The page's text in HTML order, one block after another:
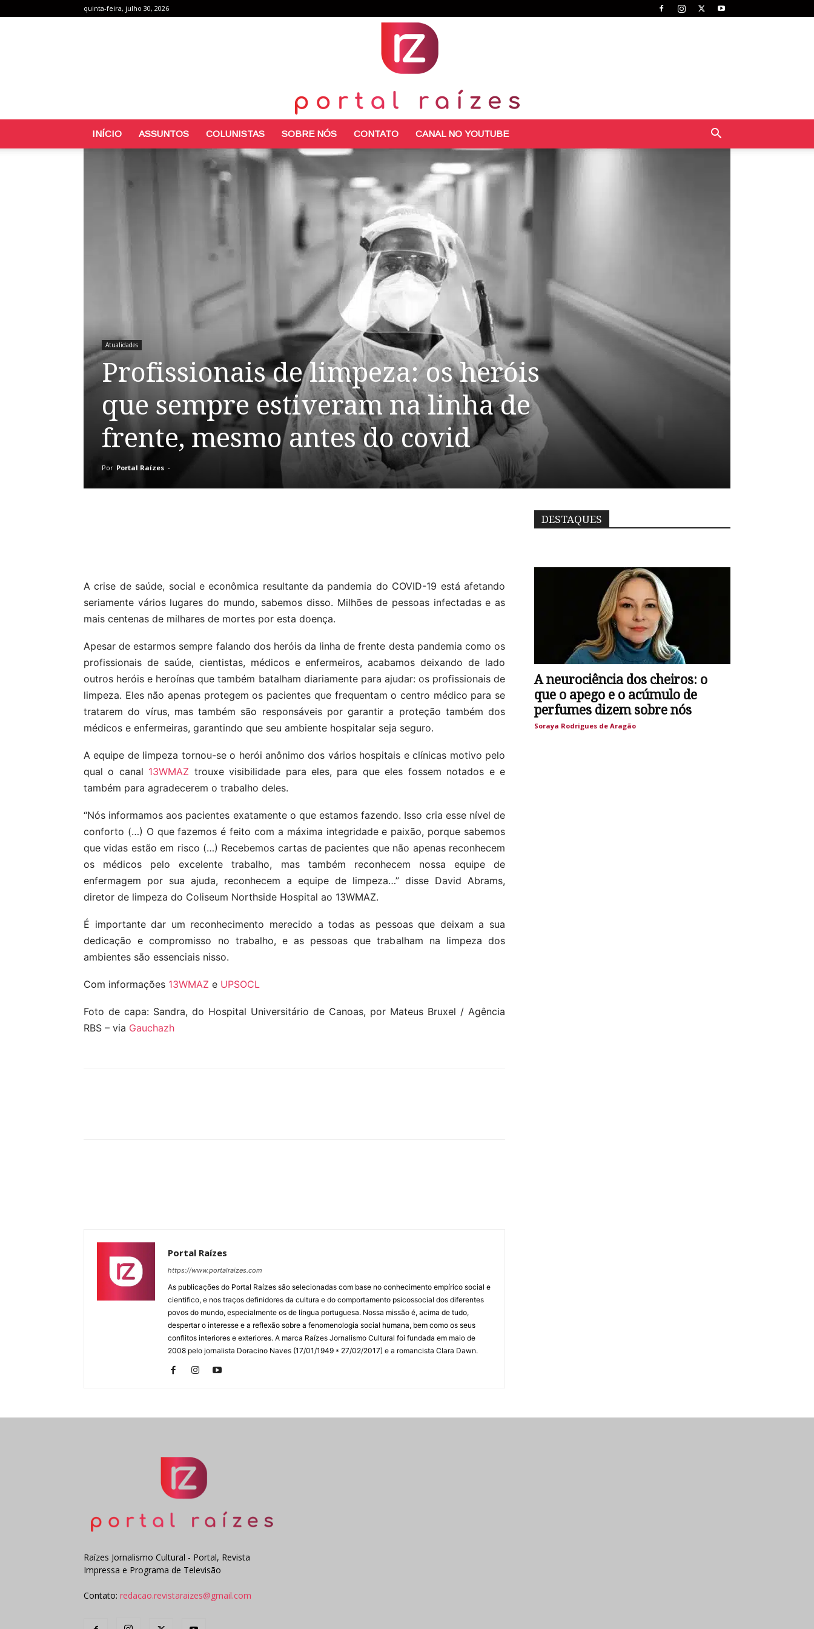
quinta-feira, julho 30, 2026
Raízes
INÍCIO ASSUNTOS COLUNISTAS SOBRE NÓS CONTATO CANAL NO YOUTUBE
Atualidades
Profissionais de limpeza: os heróis
que sempre estiveram na linha de
frente, mesmo antes do covid
Por Portal Raízes -
A crise de saúde, social e econômica resultante da pandemia do COVID-19 está afetando
seriamente vários lugares do mundo, sabemos disso. Milhões de pessoas infectadas e as
mais centenas de milhares de mortes por esta doença.
Apesar de estarmos sempre falando dos heróis da linha de frente desta pandemia como os
profissionais de saúde, cientistas, médicos e enfermeiros, acabamos deixando de lado
outros heróis e heroínas que também batalham diariamente para ajudar: os profissionais de
limpeza. Eles não apenas protegem os pacientes que frequentam o centro médico para se
tratarem do vírus, mas também são responsáveis ​​por garantir a proteção também dos
médicos e enfermeiras, garantindo que seu ambiente hospitalar seja seguro.
A equipe de limpeza tornou-se o herói anônimo dos vários hospitais e clínicas motivo pelo
qual o canal 13WMAZ trouxe visibilidade para eles, para que eles fossem notados e e
também para agradecerem o trabalho deles.
“Nós informamos aos pacientes exatamente o que estamos fazendo. Isso cria esse nível de
conforto (…) O que fazemos é feito com a máxima integridade e paixão, porque sabemos
que vidas estão em risco (…) Recebemos cartas de pacientes que não apenas reconhecem
os médicos pelo excelente trabalho, mas também reconhecem nossa equipe de
enfermagem por sua ajuda, reconhecem a equipe de limpeza…” disse David Abrams,
diretor de limpeza do Coliseum Northside Hospital ao 13WMAZ.
É importante dar um reconhecimento merecido a todas as pessoas que deixam a sua
dedicação e compromisso no trabalho, e as pessoas que trabalham na limpeza dos
ambientes são essenciais nisso.
Com informações 13WMAZ e UPSOCL
Foto de capa: Sandra, do Hospital Universitário de Canoas, por Mateus Bruxel / Agência
RBS – via Gauchazh
Portal Raízes
https://www.portalraizes.com
As publicações do Portal Raízes são selecionadas com base no conhecimento empírico social e
cientifico, e nos traços definidores da cultura e do comportamento psicossocial dos diferentes
povos do mundo, especialmente os de língua portuguesa. Nossa missão é, acima de tudo,
despertar o interesse e a reflexão sobre a fenomenologia social humana, bem como os seus
conflitos interiores e exteriores. A marca Raízes Jornalismo Cultural foi fundada em maio de
2008 pelo jornalista Doracino Naves (17/01/1949 * 27/02/2017) e a romancista Clara Dawn.
DESTAQUES
A neurociência dos cheiros: o
que o apego e o acúmulo de
perfumes dizem sobre nós
Soraya Rodrigues de Aragão
Raízes Jornalismo Cultural - Portal, Revista
Impressa e Programa de Televisão
Contato: redacao.revistaraizes@gmail.com